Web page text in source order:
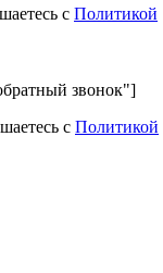
с Политикой
звонок"]
с Политикой